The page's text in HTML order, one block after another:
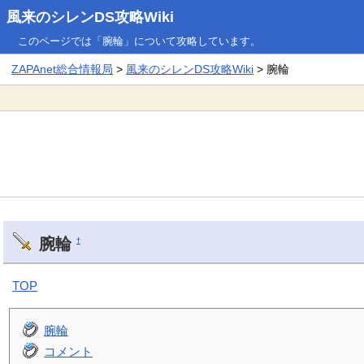
風来のシレンDS攻略Wiki
このページでは「腕輪」について攻略しています。
ZAPAnet総合情報局 > 風来のシレンDS攻略Wiki > 腕輪
腕輪 †
TOP
腕輪
コメント